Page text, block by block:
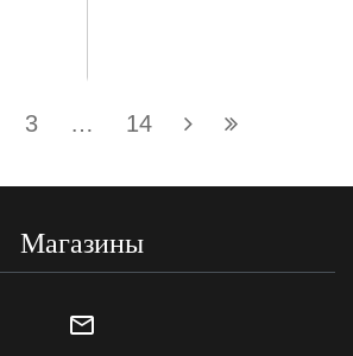
3 … 14
Магазины
mail_outline